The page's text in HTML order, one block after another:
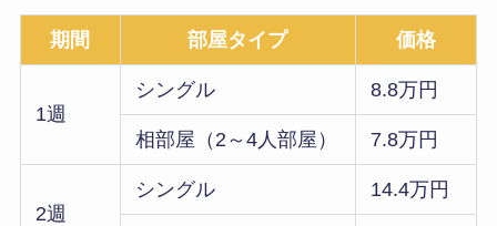
期間 部屋タイプ 価格
1週
シングル 8.8万円
相部屋（2～4人部屋） 7.8万円
2週
シングル 14.4万円